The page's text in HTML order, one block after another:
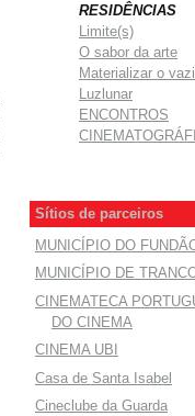
RESIDÊNCIAS
Limite(s)
O sabor da arte
Materializar o
Luzlunar
ENCONTROS
Sítios de parceiros
MUNICÍPIO DO
MUNICÍPIO DE
CINEMATECA
DO CINEMA
CINEMA UBI
Casa de Santa Isabel
Cineclube da Guarda